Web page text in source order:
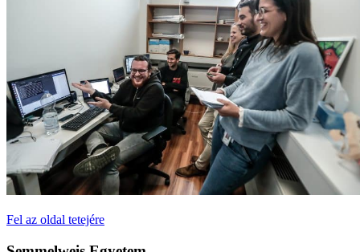
Fel az oldal tetejére